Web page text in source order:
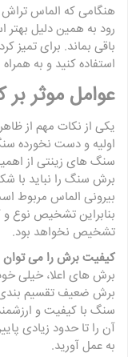
هنگامی که الماس
رود به همین دلیل بهتر
باقی بماند. برای تمیز
استفاده کنید و به
عوامل موثر
یکی از نکات مهم از
اولیه و دست نخورده
سنگ های زینتی از
برش سنگ را نباید با
بیرونی الماس مربوط
بنابراین تشخیص نوع و
تشخیص نخواهد بود.
کیفیت برش را می توان
برش های اعلا، خیلی
برش ضعیف تقسیم بندی
سنگ با کیفیت و
آن را تا حدود زیادی
به عمل آورید.